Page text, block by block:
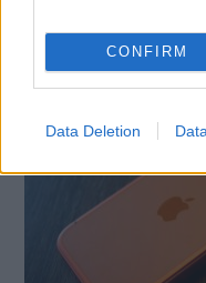
CONFIRM
Data Deletion
Los destinos que
próximo año